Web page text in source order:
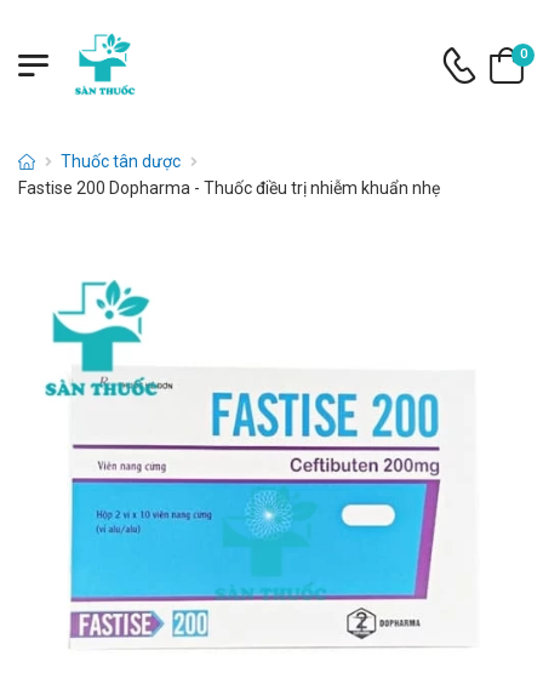
0
Thuốc tân dược
Fastise 200 Dopharma - Thuốc điều trị nhiễm khuẩn nhẹ